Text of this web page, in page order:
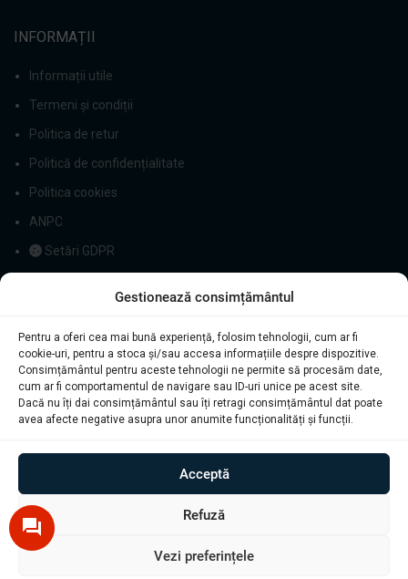
Gestionează consimțământul
Pentru a oferi cea mai bună experiență, folosim tehnologii, cum ar fi
cookie-uri, pentru a stoca și/sau accesa informațiile despre dispozitive.
Consimțământul pentru aceste tehnologii ne permite să procesăm date,
cum ar fi comportamentul de navigare sau ID-uri unice pe acest site.
Dacă nu îți dai consimțământul sau îți retragi consimțământul dat poate
avea afecte negative asupra unor anumite funcționalități și funcții.
Acceptă
Refuză
Vezi preferințele
INFORMAȚII
Informații utile
Termeni și condiții
Politica de retur
Politică de confidențialitate
Politica cookies
ANPC
Setări GDPR
© Diagstore.ro 2021. Created by
Onedigital.ro
Oglinzi Laterale